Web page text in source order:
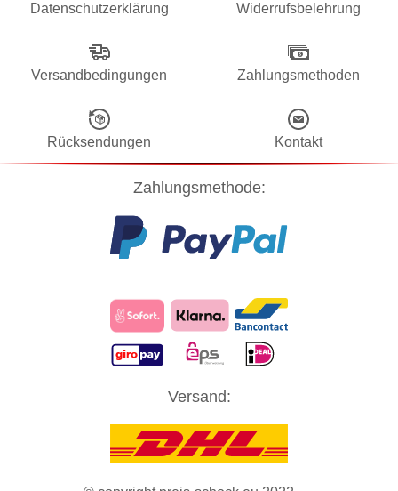
zu Ihren Rechten als Benutzer finden Sie in unserer
Cookies zu akzeptieren und direkt unsere Website besuchen zu
ZUSTIMMUNG
Datenschutzerklärung Widerrufsbelehrung
Versandbedingungen Zahlungsmethoden
Rücksendungen Kontakt
Zahlungsmethode:
Versand: